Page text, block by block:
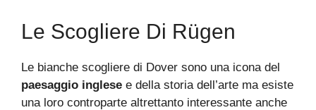
Le Scogliere Di Rügen
Le bianche scogliere di Dover sono una icona del
paesaggio inglese e della storia dell’arte ma esiste
una loro controparte altrettanto interessante anche